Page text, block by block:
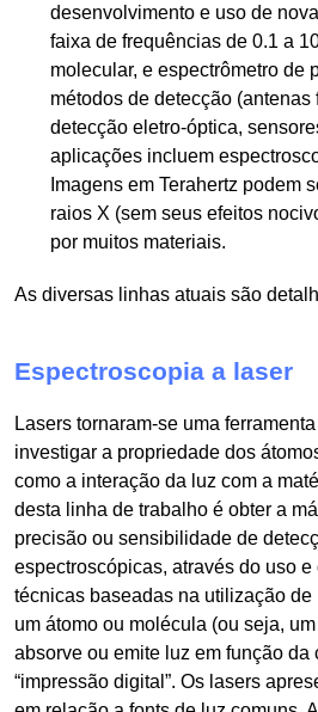
desenvolvimento e uso de
faixa de frequências de 0.1 a
molecular, e espectrômetro de
métodos de detecção (antenas
detecção eletro-óptica,
aplicações incluem
Imagens em Terahertz podem
raios X (sem seus efeitos
por muitos materiais.
As diversas linhas atuais são
Espectroscopia a laser
Lasers tornaram-se uma
investigar a propriedade dos
como a interação da luz com a
desta linha de trabalho é obter a
precisão ou sensibilidade de
espectroscópicas, através do uso
técnicas baseadas na utilização de
um átomo ou molécula (ou seja,
absorve ou emite luz em função da
“impressão digital”. Os lasers